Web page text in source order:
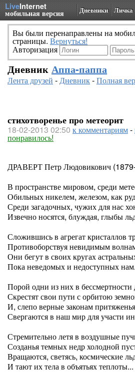
LiveInternet
мобильная версия Дневники Личка
Вы были перенаправлены на
страницы. Вернуться!
Авторизация
Дневник Аппа-паппа
Лента друзей -Дневник-Полная
стихотворенье про метеорит
18-02-2013 02:50 к комментариям-
понравилось!
ДРАВЕРТ Петр Людовикович
В пространстве мировом, среди
Обильных никелем, железом, как
Среди загадочных, чужих для нас
Извечно носятся, блуждая, глыбы
Сложившись в агрегат кристаллов
Противоборствуя невидимым
Они бегут в своих кругах
Пока неведомых и недоступных
Порой одни из них в бессмертности
Скрестят свои пути с орбитою
И, слепо верные законам
Свергаются в наш мир для участи
Стремительно летя в воздушные
Созданья темных недр холодной
Вращаются, светясь, космические
И тают их тела в объятьях теплоты...